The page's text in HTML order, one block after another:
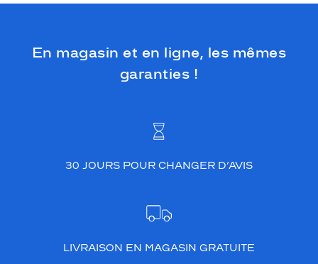
En magasin et en ligne, les mêmes
garanties !
30 JOURS POUR CHANGER D’AVIS
LIVRAISON EN MAGASIN GRATUITE